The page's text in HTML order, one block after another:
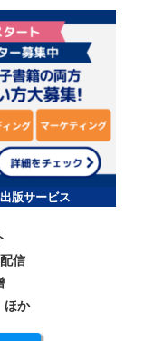
版サービス
信
ほか